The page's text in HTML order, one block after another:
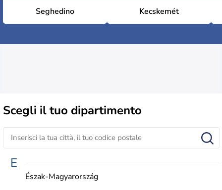
Seghedino Kecskemét
Scegli iltuo dipartimento
E
Észak-Magyarország